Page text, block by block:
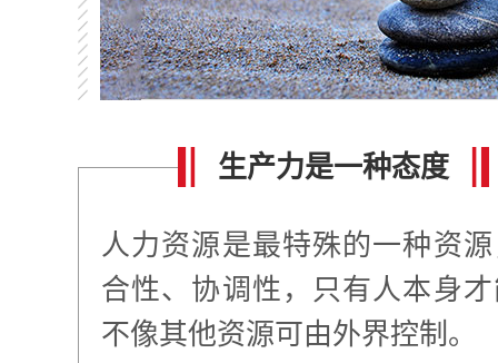
生产力是一种态度
人力资源是最特殊的一种资
合性、协调性，只有人本身
不像其他资源可由外界控制。